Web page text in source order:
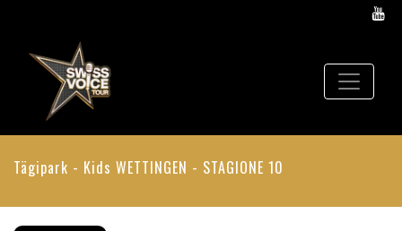
Tägipark - Kids WETTINGEN - STAGIONE 10